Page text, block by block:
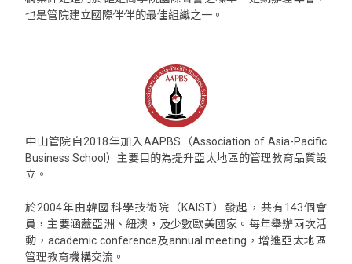
也是管院建立國際伴伴的最佳組織之一。
中山管院自2018年加入AAPBS（Association of Asia-Pacific
Business School）主要目的為提升亞太地區的管理教育品質設
立。
於2004年由韓國科學技術院（KAIST）發起，共有143個會
員，主要涵蓋亞洲、紐澳，及少數歐美國家。每年舉辦兩次活
動，academic conference及annual meeting，增進亞太地區
管理教育機構交流。